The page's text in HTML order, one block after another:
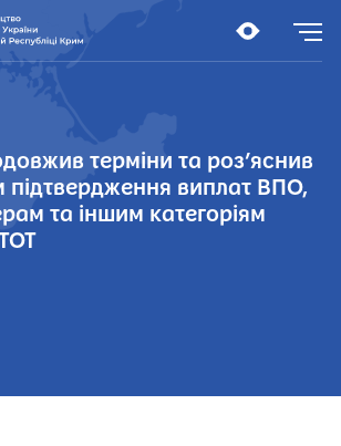
терміни та роз’яснив
підтвердження виплат ВПО,
та іншим категоріям